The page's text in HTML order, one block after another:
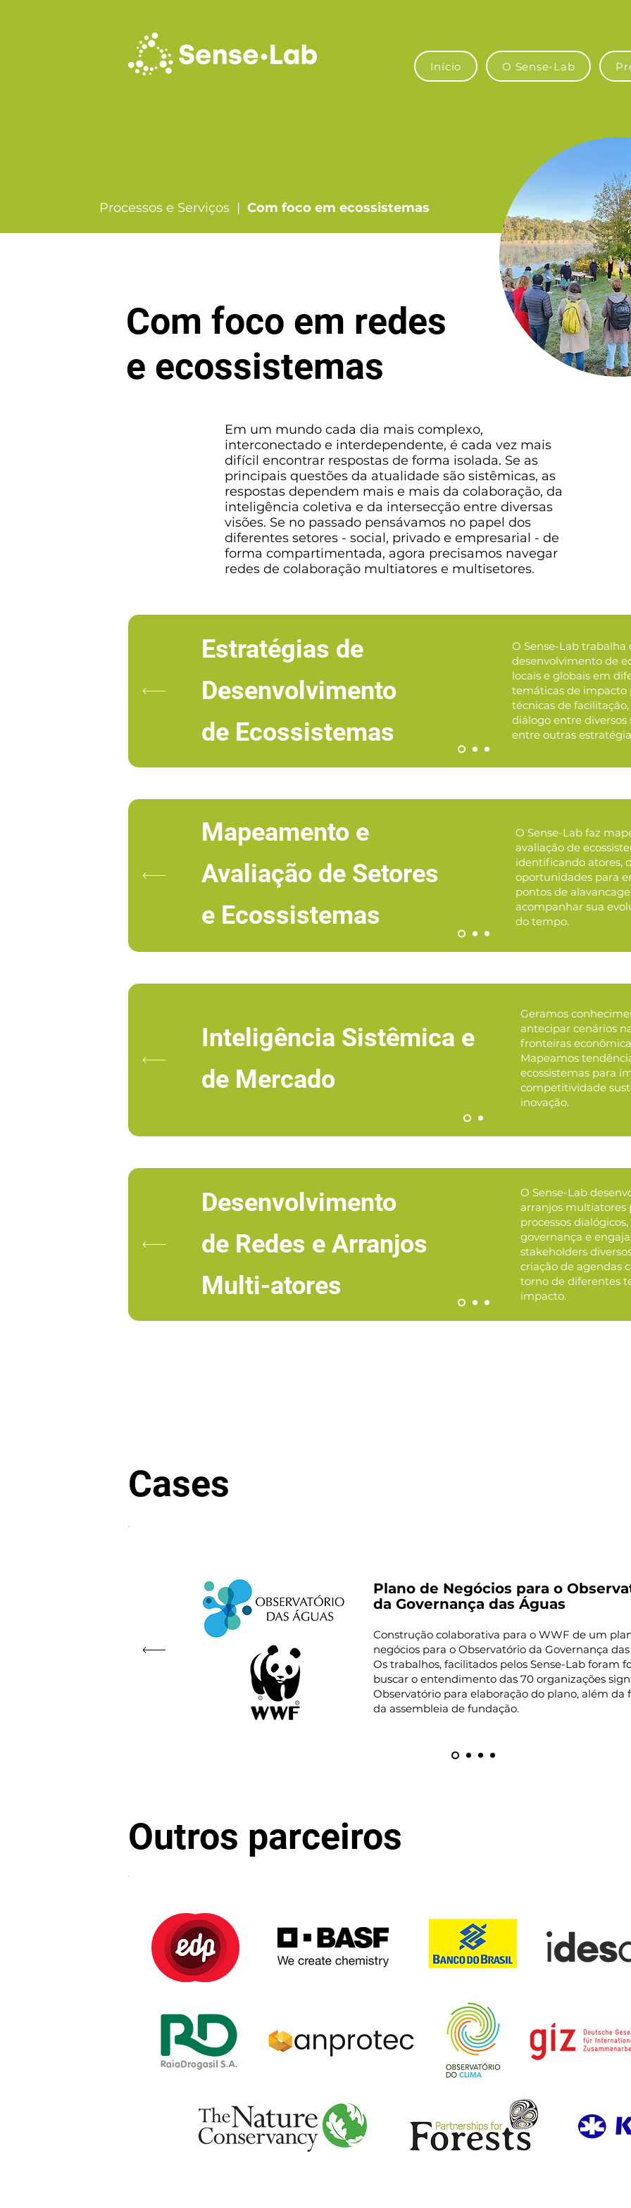
Início O Sense-Lab
Processos e Serviços | Com foco em ecossistemas
Com foco em redes
e ecossistemas
Em um mundo cada dia mais complexo,
interconectado e interdependente, é cada vez mais
difícil encontrar respostas de forma isolada. Se as
principais questões da atualidade são sistêmicas, as
respostas dependem mais e mais da colaboração, da
inteligência coletiva e da intersecção entre diversas
visões. Se no passado pensávamos no papel dos
diferentes setores - social, privado e empresarial - de
forma compartimentada, agora precisamos navegar
redes de colaboração multiatores e multisetores.
Estratégias de
Desenvolvimento
de Ecossistemas
O Sense-Lab trabalha
desenvolvimento de
locais e globais em
temáticas de impacto
técnicas de
diálogo entre diversos
entre outras
Mapeamento e
Avaliação de Setores
e Ecossistemas
O Sense-Lab faz
avaliação de
identificando atores,
oportunidades para
pontos de
acompanhar sua
do tempo.
Inteligência Sistêmica e
de Mercado
Geramos
antecipar cenários
fronteiras
Mapeamos
ecossistemas para
competitividade
inovação.
Desenvolvimento
de Redes e Arranjos
Multi-atores
O Sense-Lab
arranjos multiatores
processos
governança e
stakeholders
criação de agendas
torno de diferentes
impacto.
Cases
Plano de Negócios para o
da Governança das Águas
Construção colaborativa para o WWF de um
negócios para o Observatório da Governança
Os trabalhos, facilitados pelos Sense-Lab foram
buscar o entendimento das 70 organizações
Observatório para elaboração do plano, além da
da assembleia de fundação.
Outros parceiros